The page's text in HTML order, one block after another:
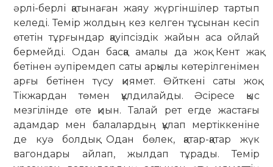
әрлі-берлі қатынаған жаяу жүргіншілер тартып
келеді. Темір жолдың кез келген тұсынан кесіп
өтетін тұр­ғындар қауіпсіздік жайын аса ойлай
бермейді. Одан басқа амалы да жоқ. Кент жақ
бетінен әупіремдеп саты арқылы көтерілгенімен
арғы бетінен түсу қиямет. Өйткені саты жоқ.
Тікжардан төмен құлдилайды. Әсіресе қыс
мезгілінде өте қиын. Талай рет егде жастағы
адамдар мен балалардың құлап мертіккеніне
де куә болдық. Одан бөлек, қатар-қатар жүк
вагондары айлап, жылдап тұрады. Темір